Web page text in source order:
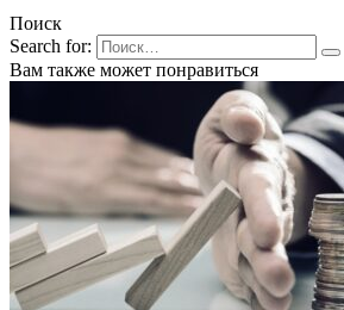
Поиск
Search for:
Вам также может понравиться